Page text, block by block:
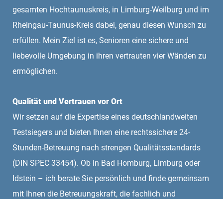
gesamten Hochtaunuskreis, in Limburg-Weilburg und im
Rheingau-Taunus-Kreis dabei, genau diesen Wunsch zu
erfüllen. Mein Ziel ist es, Senioren eine sichere und
liebevolle Umgebung in ihren vertrauten vier Wänden zu
ermöglichen.
Qualität und Vertrauen vor Ort
Wir setzen auf die Expertise eines deutschlandweiten
Testsiegers und bieten Ihnen eine rechtssichere 24-
Stunden-Betreuung nach strengen Qualitätsstandards
(DIN SPEC 33454). Ob in Bad Homburg, Limburg oder
Idstein – ich berate Sie persönlich und finde gemeinsam
mit Ihnen die Betreuungskraft, die fachlich und